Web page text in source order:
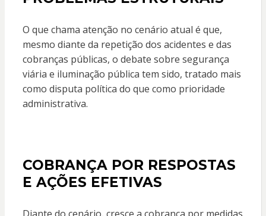
O que chama atenção no cenário atual é que,
mesmo diante da repetição dos acidentes e das
cobranças públicas, o debate sobre segurança
viária e iluminação pública tem sido, tratado mais
como disputa política do que como prioridade
administrativa.
COBRANÇA POR RESPOSTAS
E AÇÕES EFETIVAS